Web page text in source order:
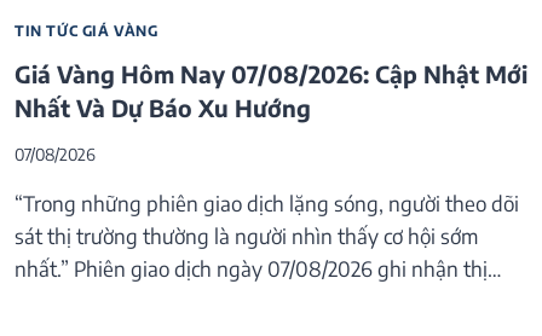
TIN TỨC GIÁ VÀNG
Giá Vàng Hôm Nay 07/08/2026: Cập Nhật Mới
Nhất Và Dự Báo Xu Hướng
07/08/2026
“Trong những phiên giao dịch lặng sóng, người theo dõi
sát thị trường thường là người nhìn thấy cơ hội sớm
nhất.” Phiên giao dịch ngày 07/08/2026 ghi nhận thị…